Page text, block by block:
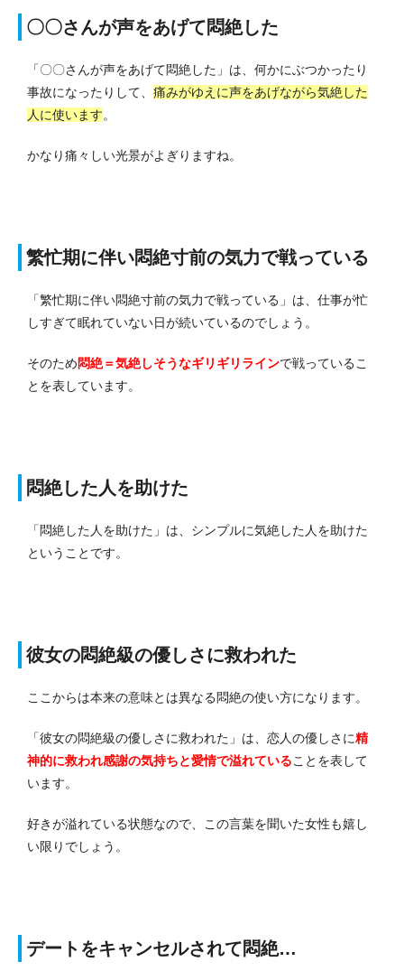
〇〇さんが声をあげて悶絶した
「〇〇さんが声をあげて悶絶した」は、 何かにぶつかったり
事故になったりして、 痛みがゆえに声をあげながら気絶した
人に使います。
かなり痛々しい光景がよぎりますね。
繁忙期に伴い悶絶寸前の気力で戦っている
「繁忙期に伴い悶絶寸前の気力で戦っている」は、仕事が忙
しすぎて眠れていない日が続いているのでしょう。
そのため悶絶＝気絶しそうなギリギリラインで戦っているこ
とを表しています。
悶絶した人を助けた
「悶絶した人を助けた」は、シンプルに気絶した人を助けた
ということです。
彼女の悶絶級の優しさに救われた
ここからは本来の意味とは異なる悶絶の使い方になります。
「彼女の悶絶級の優しさに救われた 」は、恋人の優しさに精
神的に救われ感謝の気持ちと愛情で溢れていることを表して
います。
好きが溢れている状態なので、この言葉を聞いた女性も嬉し
い限りでしょう。
デートをキャンセルされて悶絶…